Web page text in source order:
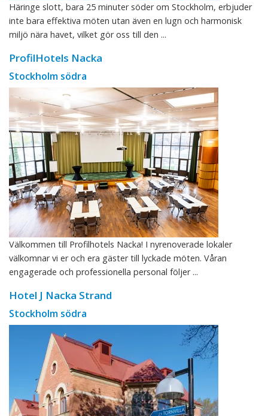
Häringe slott, bara 25 minuter söder om Stockholm, erbjuder
inte bara effektiva möten utan även en lugn och harmonisk
miljö nära havet, vilket gör oss till den ...
ProfilHotels Nacka
Stockholm södra
Välkommen till Profilhotels Nacka! I nyrenoverade lokaler
välkomnar vi er och era gäster till lyckade möten. Våran
engagerade och professionella personal följer ...
Hotel J Nacka Strand
Stockholm södra